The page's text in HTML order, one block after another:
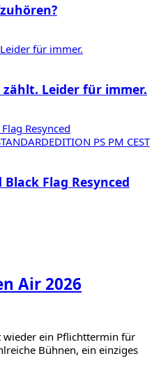
für immer.
zählt. Leider für immer.
Resynced
Black Flag Resynced
Air 2026
wieder ein Pflichttermin für
Bühnen, ein einziges